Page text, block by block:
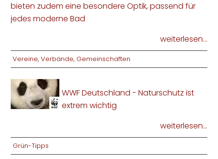
bieten zudem eine besondere Optik, passend für
jedes moderne Bad
weiterlesen...
Vereine, Verbände, Gemeinschaften
WWF Deutschland - Naturschutz ist
extrem wichtig
weiterlesen...
Grün-Tipps